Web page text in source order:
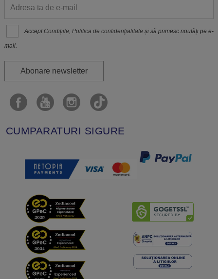
Accept Condițiile,Politica de confidenţialitate și să primesc noutăți pe e-
mail.
Abonare newsletter
CUMPARATURI SIGURE